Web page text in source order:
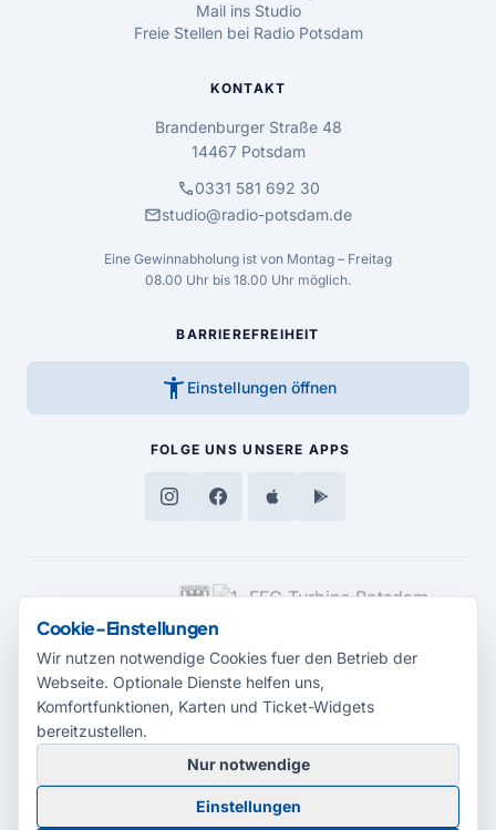
Mail ins Studio
Freie Stellen bei Radio Potsdam
KONTAKT
Brandenburger Straße 48
14467 Potsdam
call0331 581 692 30
mailstudio@radio-potsdam.de
Eine Gewinnabholung ist von Montag – Freitag
08.00 Uhr bis 18.00 Uhr möglich.
BARRIEREFREIHEIT
accessibility_new Einstellungen öffnen
FOLGE UNS UNSERE APPS
MEDIENPARTNER
© 2026 Radio Potsdam. Webseite entwickelt durch dieMedienagentur
Babelsberg
Cookie-Einstellungen
Wir nutzen notwendige Cookies fuer den Betrieb der
Webseite. Optionale Dienste helfen uns,
Komfortfunktionen, Karten und Ticket-Widgets
bereitzustellen.
Nur notwendige
Einstellungen